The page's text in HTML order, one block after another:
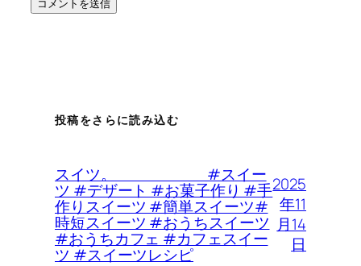
投稿をさらに読み込む
スイツ。 #スイー
ツ #デザート #お菓子作り #手
作りスイーツ #簡単スイーツ#
時短スイーツ #おうちスイーツ
#おうちカフェ #カフェスイー
ツ #スイーツレシピ
2025
年11
月14
日